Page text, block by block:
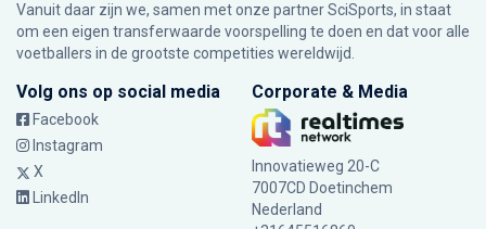
Vanuit daar zijn we, samen met onze partner SciSports, in staat
om een eigen transferwaarde voorspelling te doen en dat voor alle
voetballers in de grootste competities wereldwijd.
Volg ons op social media
Facebook
Instagram
X
LinkedIn
Corporate & Media
Innovatieweg 20-C
7007CD Doetinchem
Nederland